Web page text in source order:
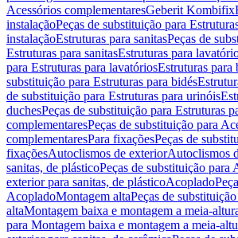
Acessórios complementaresGeberit Kombifix
instalaçãoPeças de substituição para
instalaçãoEstruturas para sanitasPeças de
Estruturas para sanitasEstruturas para
para Estruturas para lavatóriosEstruturas para
substituição para Estruturas para bidés
de substituição para Estruturas para urinóis
duchesPeças de substituição para Estruturas
complementaresPeças de substituição para
complementaresPara fixaçõesPeças de
fixaçõesAutoclismos de exteriorAutoclismos
sanitas, de plásticoPeças de substituição para
exterior para sanitas, de plásticoAcoplado
AcopladoMontagem altaPeças de
altaMontagem baixa e montagem a meia-
para Montagem baixa e montagem a meia-